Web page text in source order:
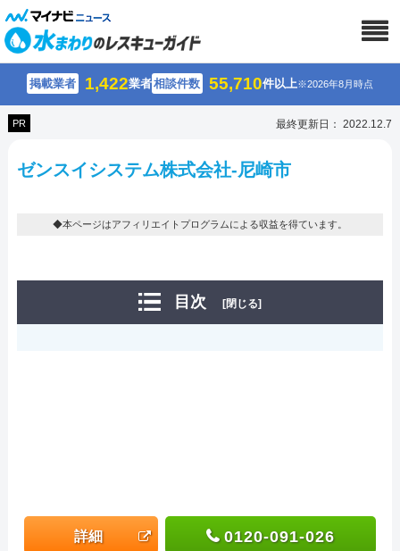
掲載業者 1,422業者相談件数 55,710件以上※2026年8月時点
PR 最終更新日： 2022.12.7
ゼンスイシステム株式会社-尼崎市
◆本ページはアフィリエイトプログラムによる収益を得ています。
目次 [閉じる]
詳細 0120-091-026